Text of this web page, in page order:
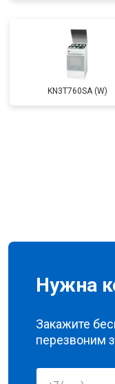
KN3T760SA (W)
Нужна
Закажите
перезвоним